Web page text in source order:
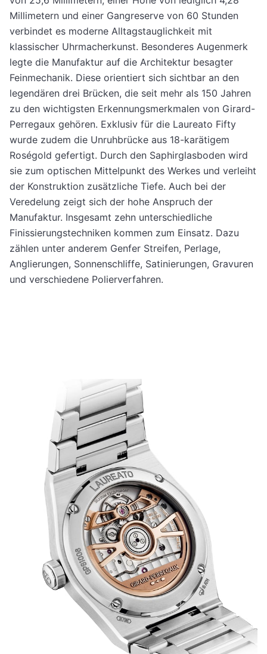
Millimetern und einer Gangreserve von 60 Stunden
verbindet es moderne Alltagstauglichkeit mit
klassischer Uhrmacherkunst. Besonderes Augenmerk
legte die Manufaktur auf die Architektur besagter
Feinmechanik. Diese orientiert sich sichtbar an den
legendären drei Brücken, die seit mehr als 150 Jahren
zu den wichtigsten Erkennungsmerkmalen von Girard-
Perregaux gehören. Exklusiv für die Laureato Fifty
wurde zudem die Unruhbrücke aus 18-karätigem
Roségold gefertigt. Durch den Saphirglasboden wird
sie zum optischen Mittelpunkt des Werkes und verleiht
der Konstruktion zusätzliche Tiefe. Auch bei der
Veredelung zeigt sich der hohe Anspruch der
Manufaktur. Insgesamt zehn unterschiedliche
Finissierungstechniken kommen zum Einsatz. Dazu
zählen unter anderem Genfer Streifen, Perlage,
Anglierungen, Sonnenschliffe, Satinierungen, Gravuren
und verschiedene Polierverfahren.